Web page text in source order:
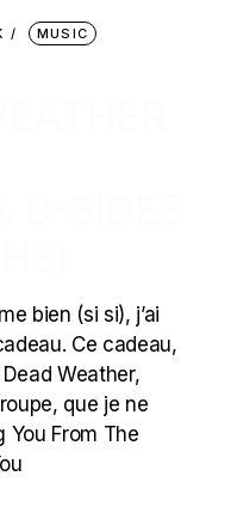
MUSIC
bien (si si), j’ai
Ce cadeau,
Weather,
que je ne
You From The